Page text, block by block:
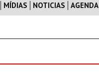
MÍDIAS NOTICIAS AGENDA